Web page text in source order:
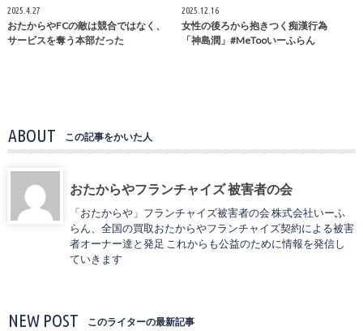
2025.4.27
おたからやFCの敵は競合ではなく、
サービスを奪う本部だった
2025.12.16
女性の後ろから抱きつく痴漢行為
「神島潤」#MeTooいーふらん
ABOUT この記事をかいた人
おたからやフランチャイズ 被害者の会
「おたからや」フランチャイズ被害者の会 株式会社いーふ
らん、全国の買取おたからやフランチャイズ契約による被害
者オーナー達と発足 これからも公益のために情報を発信し
ていきます
NEW POST このライターの最新記事